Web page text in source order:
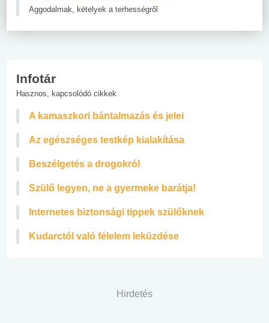
Aggodalmak, kételyek a terhességről
Infotár
Hasznos, kapcsolódó cikkek
A kamaszkori bántalmazás és jelei
Az egészséges testkép kialakítása
Beszélgetés a drogokról
Szülő legyen, ne a gyermeke barátja!
Internetes biztonsági tippek szülőknek
Kudarctól való félelem leküzdése
Hirdetés